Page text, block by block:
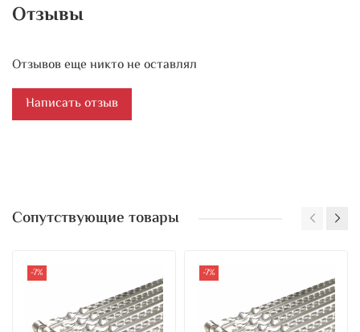
Отзывы
Отзывов еще никто не оставлял
Написать отзыв
Сопутствующие товары
-7% -7%